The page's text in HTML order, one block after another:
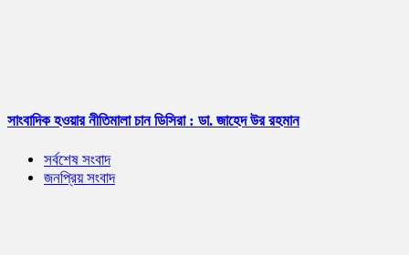
সাংবাদিক হওয়ার নীতিমালা চান ডিসিরা : ডা. জাহেদ উর রহমান
সর্বশেষ সংবাদ
জনপ্রিয় সংবাদ